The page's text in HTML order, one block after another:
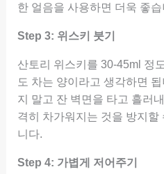
한 얼음을 사용하면 더욱 좋습
Step 3: 위스키 붓기
산토리 위스키를 30-45ml 정
도 차는 양이라고 생각하면
지 말고 잔 벽면을 타고 흘러
격히 차가워지는 것을 방지할
니다.
Step 4: 가볍게 저어주기